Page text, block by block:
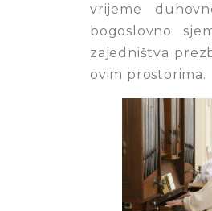
vrijeme
bogoslovno
zajedništva
ovim prostorima.